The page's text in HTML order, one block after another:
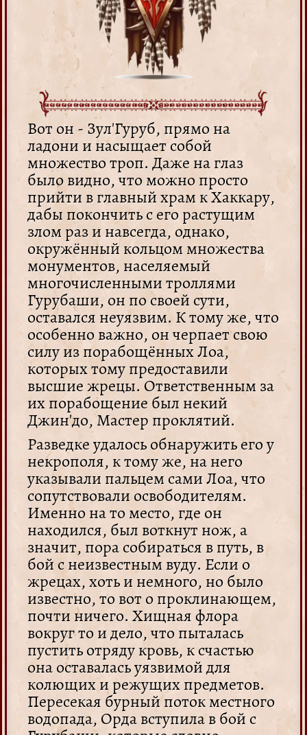
Вот он - Зул'Гуруб, прямо на
ладони и насыщает собой
множество троп. Даже на глаз
было видно, что можно просто
прийти в главный храм к Хаккару,
дабы покончить с его растущим
злом раз и навсегда, однако,
окружённый кольцом множества
монументов, населяемый
многочисленными троллями
Гурубаши, он по своей сути,
оставался неуязвим. К тому же, что
особенно важно, он черпает свою
силу из порабощённых Лоа,
которых тому предоставили
высшие жрецы. Ответственным за
их порабощение был некий
Джин'до, Мастер проклятий.
Разведке удалось обнаружить его у
некрополя, к тому же, на него
указывали пальцем сами Лоа, что
сопутствовали освободителям.
Именно на то место, где он
находился, был воткнут нож, а
значит, пора собираться в путь, в
бой с неизвестным вуду. Если о
жрецах, хоть и немного, но было
известно, то вот о проклинающем,
почти ничего. Хищная флора
вокруг то и дело, что пыталась
пустить отряду кровь, к счастью
она оставалась уязвимой для
колющих и режущих предметов.
Пересекая бурный поток местного
водопада, Орда вступила в бой с